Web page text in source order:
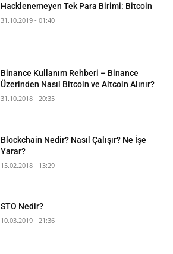
Hacklenemeyen Tek Para Birimi: Bitcoin
31.10.2019 - 01:40
Binance Kullanım Rehberi – Binance
Üzerinden Nasıl Bitcoin ve Altcoin Alınır?
31.10.2018 - 20:35
Blockchain Nedir? Nasıl Çalışır? Ne İşe
Yarar?
15.02.2018 - 13:29
STO Nedir?
10.03.2019 - 21:36